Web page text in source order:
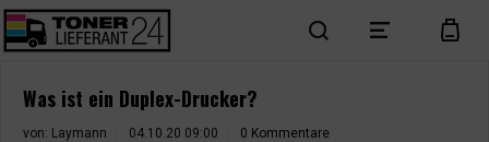
search menu cart
Was ist ein Duplex-Drucker?
von: Laymann 04.10.20 09:00 0 Kommentare